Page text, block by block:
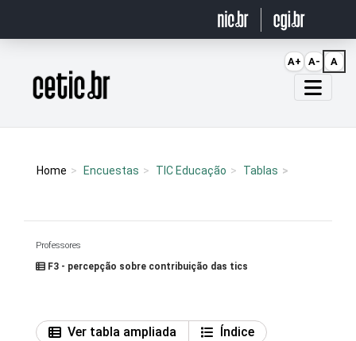
Página inicial
Home Encuestas TIC Educação Tablas
Professores
F3 - percepção sobre contribuição das tics
Ver tabla ampliada
Índice
A+ A- A